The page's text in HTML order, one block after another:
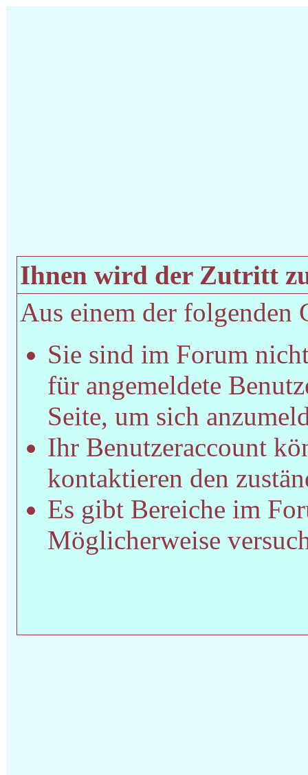
Ihnen wird der Zutritt
Aus einem der folgenden
Sie sind im Forum
für angemeldete
Seite, um sich
Ihr Benutzeraccount
kontaktieren den
Es gibt Bereiche im
Möglicherweise